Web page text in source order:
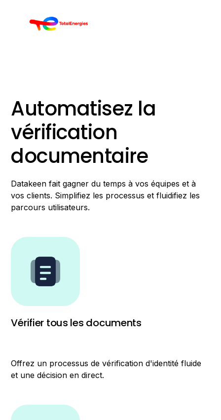
Automatisez la
vérification
documentaire
Datakeen fait gagner du temps à vos équipes et à
vos clients. Simplifiez les processus et fluidifiez les
parcours utilisateurs.
Vérifier tous les documents
Offrez un processus de vérification d'identité fluide
et une décision en direct.